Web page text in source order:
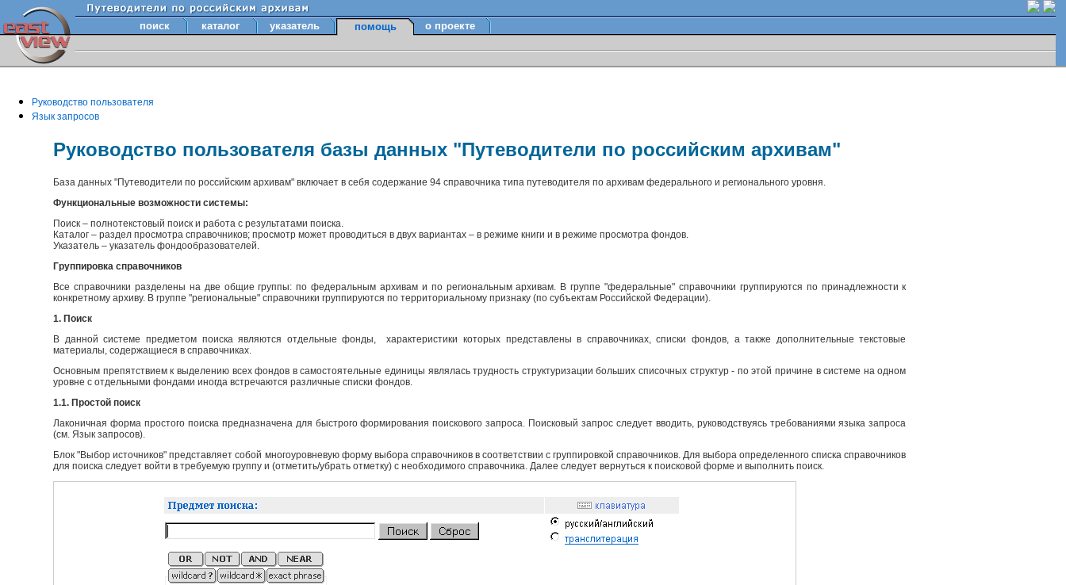
поиск каталог указатель помощь о проекте
Руководство пользователя
Язык запросов
Руководство пользователя базы данных "Путеводители по российским архивам"
База данных "Путеводители по российским архивам" включает в себя содержание 94 справочника типа путеводителя по архивам федерального и регионального уровня.
Функциональные возможности системы:
Поиск – полнотекстовый поиск и работа с результатами поиска.
Каталог – раздел просмотра справочников; просмотр может проводиться в двух вариантах – в режиме книги и в режиме просмотра фондов.
Указатель – указатель фондообразователей.
Группировка справочников
Все справочники разделены на две общие группы: по федеральным архивам и по региональным архивам. В группе "федеральные" справочники группируются по принадлежности к
конкретному архиву. В группе "региональные" справочники группируются по территориальному признаку (по субъектам Российской Федерации).
1. Поиск
В данной системе предметом поиска являются отдельные фонды, характеристики которых представлены в справочниках, списки фондов, а также дополнительные текстовые
материалы, содержащиеся в справочниках.
Основным препятствием к выделению всех фондов в самостоятельные единицы являлась трудность структуризации больших списочных структур - по этой причине в системе на одном
уровне с отдельными фондами иногда встречаются различные списки фондов.
1.1. Простой поиск
Лаконичная форма простого поиска предназначена для быстрого формирования поискового запроса. Поисковый запрос следует вводить, руководствуясь требованиями языка запроса
(см. Язык запросов).
Блок "Выбор источников" представляет собой многоуровневую форму выбора справочников в соответствии с группировкой справочников. Для выбора определенного списка справочников
для поиска следует войти в требуемую группу и (отметить/убрать отметку) с необходимого справочника. Далее следует вернуться к поисковой форме и выполнить поиск.